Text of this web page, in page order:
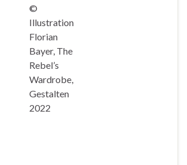
©
Illustration
Florian
Bayer, The
Rebel’s
Wardrobe,
Gestalten
2022